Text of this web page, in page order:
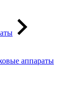
аппараты